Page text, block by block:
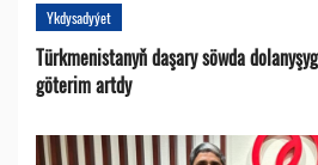
Ykdysadyýet
Türkmenistanyň daşary söwda
göterim artdy